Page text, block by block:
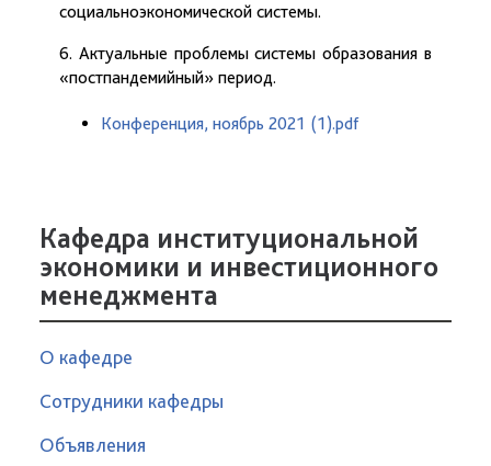
социальноэкономической системы.
6. Актуальные проблемы системы образования в
«постпандемийный» период.
Конференция, ноябрь 2021 (1).pdf
Кафедра институциональной
экономики и инвестиционного
менеджмента
О кафедре
Сотрудники кафедры
Объявления